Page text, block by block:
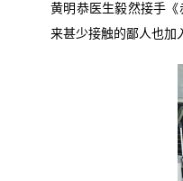
黄明恭医生毅然接手《
来甚少接触的鄙人也加